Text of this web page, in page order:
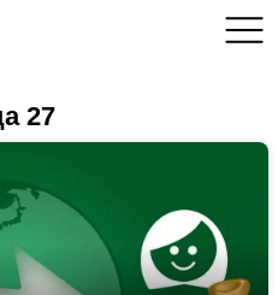
27